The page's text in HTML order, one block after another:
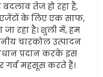
तेज हो रहा है,
के लिए एक साफ,
रहा है। शुली में, हम
चारकोल उत्पादन
प्रदान करके इस
गर्व महसूस करते हैं।